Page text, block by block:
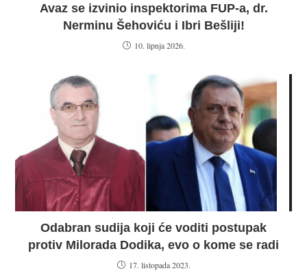
Avaz se izvinio inspektorima FUP-a, dr.
Nerminu Šehoviću i Ibri Bešliji!
10. lipnja 2026.
Odabran sudija koji će voditi postupak
protiv Milorada Dodika, evo o kome se radi
17. listopada 2023.